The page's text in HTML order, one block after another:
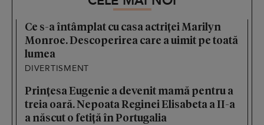
Ce s-a întâmplat cu casa actriței Marilyn
Monroe. Descoperirea care a uimit pe toată
lumea
DIVERTISMENT
Prințesa Eugenie a devenit mamă pentru a
treia oară. Nepoata Reginei Elisabeta a II-a
a născut o fetiță în Portugalia